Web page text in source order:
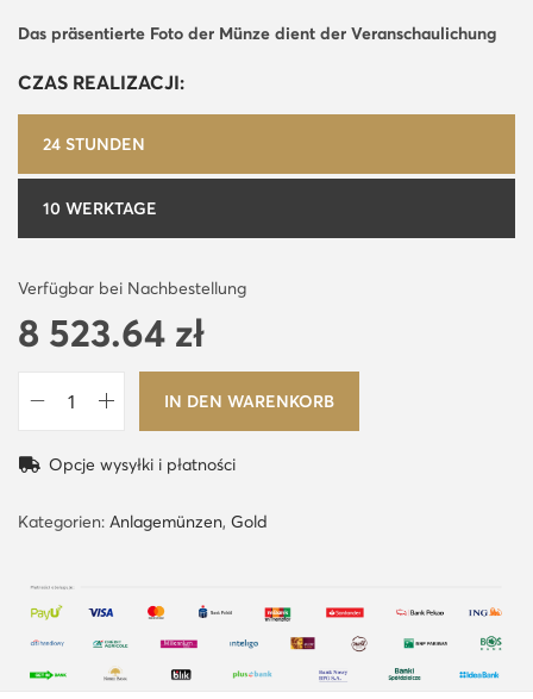
Das präsentierte Foto der Münze dient der Veranschaulichung
CZAS REALIZACJI:
24 STUNDEN
10 WERKTAGE
Verfügbar bei Nachbestellung
8 523.64 zł
W
n
r
IN DEN WARENKORB
Opcje wysyłki i płatności
Kategorien: Anlagemünzen, Gold